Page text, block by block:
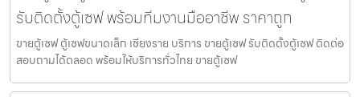
รับติดตั้งตู้เซฟ พร้อมทีมงานมืออาชีพ ราคาถูก
ขายตู้เซฟ ตู้เซฟขนาดเล็ก เชียงราย บริการ ขายตู้เซฟ รับติดตั้งตู้เซฟ ติดต่อ
สอบถามได้ตลอด พร้อมให้บริการทั่วไทย ขายตู้เซฟ